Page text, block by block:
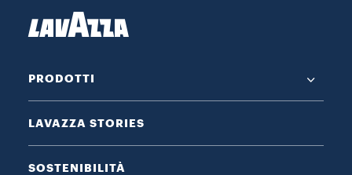
PRODOTTI
LAVAZZA STORIES
SOSTENIBILITÀ